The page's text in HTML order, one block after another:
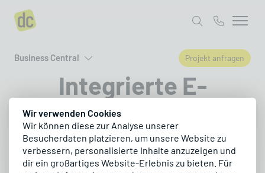
Wir verwenden Cookies
Wir können diese zur Analyse unserer
Besucherdaten platzieren, um unsere Website zu
verbessern, personalisierte Inhalte anzuzeigen und
dir ein großartiges Website-Erlebnis zu bieten. Für
Business Central Projekt anfragen
Integrierte E-
Commerce-Power
mit Business Central